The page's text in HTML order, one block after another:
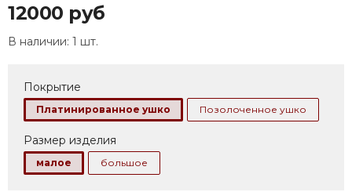
12000 руб
В наличии: 1 шт.
Покрытие
Платинированное ушко Позолоченное ушко
Размер изделия
малое большое